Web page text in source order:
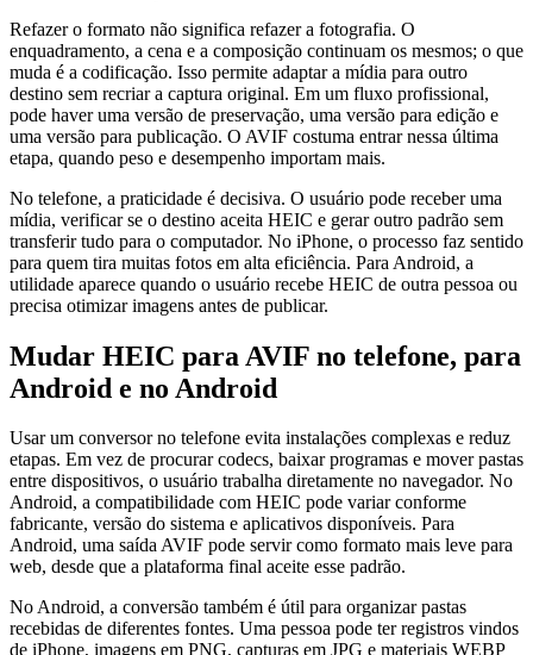
Refazer o formato não significa refazer a fotografia. O
enquadramento, a cena e a composição continuam os mesmos; o que
muda é a codificação. Isso permite adaptar a mídia para outro
destino sem recriar a captura original. Em um fluxo profissional,
pode haver uma versão de preservação, uma versão para edição e
uma versão para publicação. O AVIF costuma entrar nessa última
etapa, quando peso e desempenho importam mais.
No telefone, a praticidade é decisiva. O usuário pode receber uma
mídia, verificar se o destino aceita HEIC e gerar outro padrão sem
transferir tudo para o computador. No iPhone, o processo faz sentido
para quem tira muitas fotos em alta eficiência. Para Android, a
utilidade aparece quando o usuário recebe HEIC de outra pessoa ou
precisa otimizar imagens antes de publicar.
Mudar HEIC para AVIF no telefone, para
Android e no Android
Usar um conversor no telefone evita instalações complexas e reduz
etapas. Em vez de procurar codecs, baixar programas e mover pastas
entre dispositivos, o usuário trabalha diretamente no navegador. No
Android, a compatibilidade com HEIC pode variar conforme
fabricante, versão do sistema e aplicativos disponíveis. Para
Android, uma saída AVIF pode servir como formato mais leve para
web, desde que a plataforma final aceite esse padrão.
No Android, a conversão também é útil para organizar pastas
recebidas de diferentes fontes. Uma pessoa pode ter registros vindos
de iPhone, imagens em PNG, capturas em JPG e materiais WEBP